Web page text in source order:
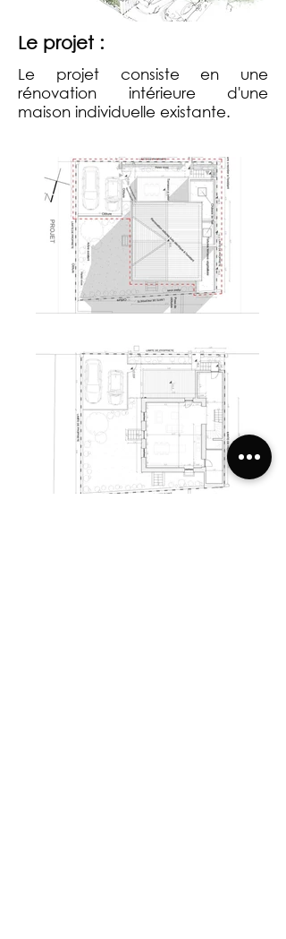
Le projet :
Le projet consiste en une
rénovation intérieure d'une
maison individuelle existante.